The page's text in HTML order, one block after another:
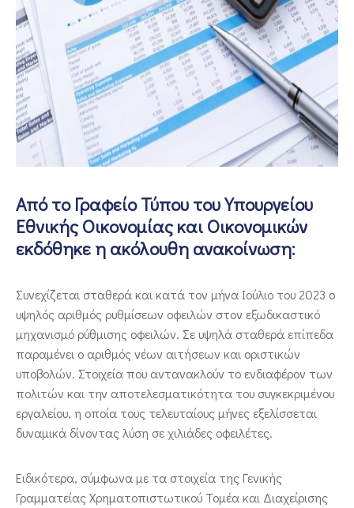
Από το Γραφείο Τύπου του Υπουργείου
Εθνικής Οικονομίας και Οικονομικών
εκδόθηκε η ακόλουθη ανακοίνωση:
Συνεχίζεται σταθερά και κατά τον μήνα Ιούλιο του 2023 ο
υψηλός αριθμός ρυθμίσεων οφειλών στον εξωδικαστικό
μηχανισμό ρύθμισης οφειλών. Σε υψηλά σταθερά επίπεδα
παραμένει ο αριθμός νέων αιτήσεων και οριστικών
υποβολών. Στοιχεία που αντανακλούν το ενδιαφέρον των
πολιτών και την αποτελεσματικότητα του συγκεκριμένου
εργαλείου, η οποία τους τελευταίους μήνες εξελίσσεται
δυναμικά δίνοντας λύση σε χιλιάδες οφειλέτες.
Ειδικότερα, σύμφωνα με τα στοιχεία της Γενικής
Γραμματείας Χρηματοπιστωτικού Τομέα και Διαχείρισης